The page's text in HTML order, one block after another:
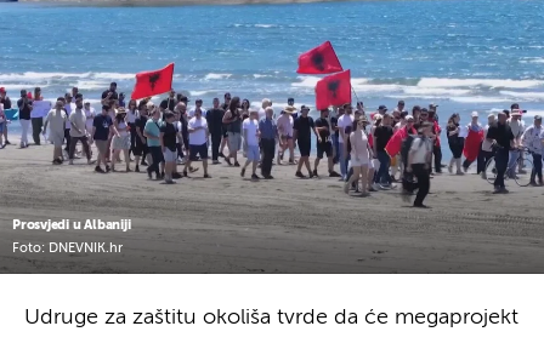
Prosvjedi u Albaniji
Foto: DNEVNIK.hr
Udruge za zaštitu okoliša tvrde da će megaprojekt